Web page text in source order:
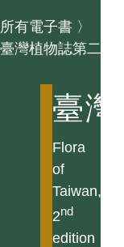
所有電子書 〉
臺灣植物誌第二版
臺灣
Flora
of
Taiwan,
2nd
edition